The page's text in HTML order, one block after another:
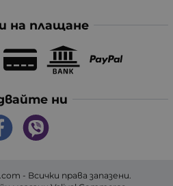
на плащане
ни
- Всички права запазени.